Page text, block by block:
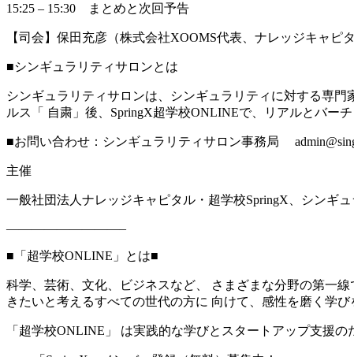
15:25 – 15:30 まとめと次回予告
【司会】保田充彦（株式会社XOOMS代表、ナレッジキャピ
■シンギュラリティサロンとは
シンギュラリティサロンは、シンギュラリティに対する専
ルス「 自粛」後、SpringX超学校ONLINEで、リアルとバー
■お問い合わせ：シンギュラリティサロン事務局
主催
一般社団法人ナレッジキャピタル・超学校SpringX、シンギ
—————————–
■「超学校ONLINE」とは■
科学、芸術、文化、ビジネスなど、 さまざまな分野の第一
きたいと考えるすべての世代の方に 向けて、感性を磨く学び
「超学校ONLINE」 は実践的な学びとスタートアップ支援